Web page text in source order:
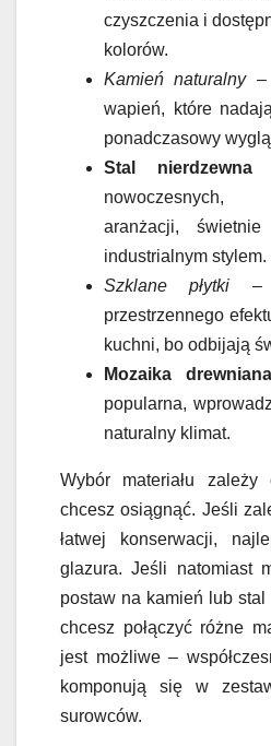
czyszczenia i
kolorów.
Kamień naturalny–
wapień, które
ponadczasowy
Stal nierdzewna
nowoczesnych,
aranżacji,
industrialnym stylem.
Szklane płytki –
przestrzennego
kuchni, bo odbijają
Mozaika drewniana
popularna,
naturalny klimat.
Wybór materiału
chcesz osiągnąć. Jeśli
łatwej konserwacji,
glazura. Jeśli natomiast
postaw na kamień lub
chcesz połączyć różne
jest możliwe –
komponują się w
surowców.